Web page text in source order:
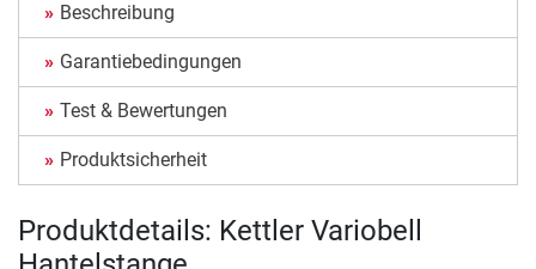
Beschreibung
Garantiebedingungen
Test & Bewertungen
Produktsicherheit
Produktdetails: Kettler Variobell